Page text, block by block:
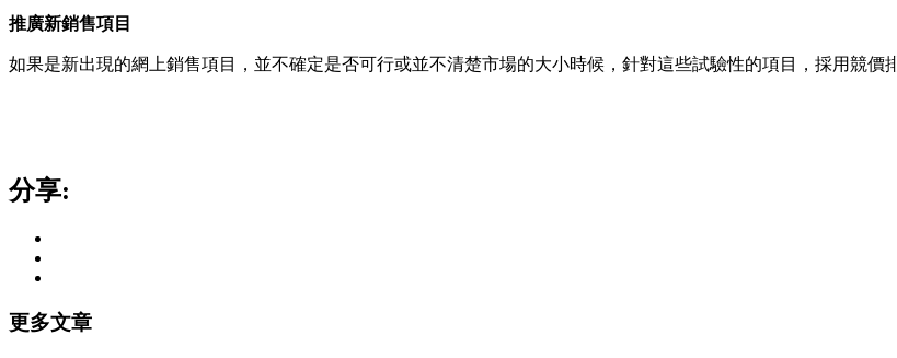
推廣新銷售項目
如果是新出現的網上銷售項目，並不確定是否可行或並不清楚市場的大小時候，針對這些試驗性的項目，採用競價
分享:
更多文章